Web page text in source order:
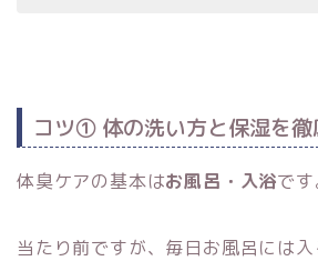
コツ① 体の洗い方と保湿を徹
体臭ケアの基本はお風呂・入浴です
当たり前ですが、毎日お風呂には